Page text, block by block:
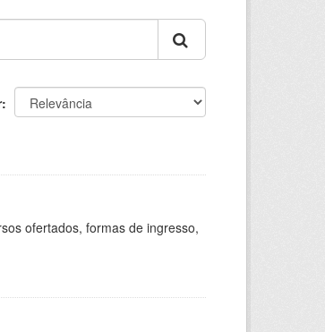
ofertados, formas de ingresso,